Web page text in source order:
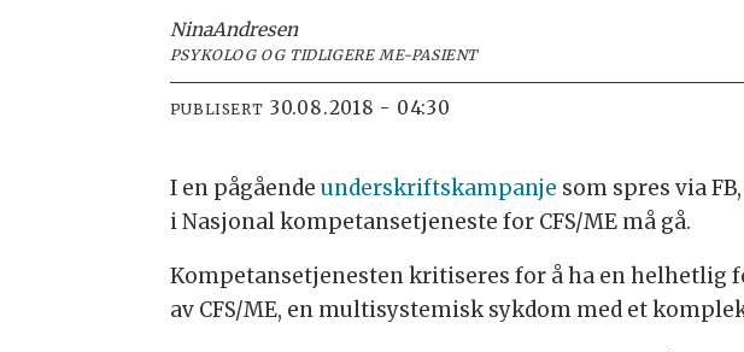
NinaAndresen
PSYKOLOG OG TIDLIGERE ME-PASIENT
PUBLISERT 30.08.2018 - 04:30
I en pågående underskriftskampanje som spres via
i Nasjonal kompetansetjeneste for CFS/ME må gå.
Kompetansetjenesten kritiseres for å ha en helhetlig
av CFS/ME, en multisystemisk sykdom med et